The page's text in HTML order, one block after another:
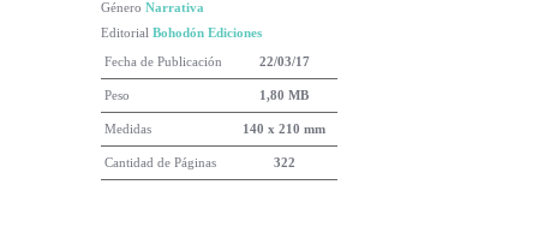
Género Narrativa
Editorial Bohodón Ediciones
Fecha de Publicación
22/03/17
Peso 1,80 MB
Medidas 140 x 210 mm
Cantidad de Páginas 322